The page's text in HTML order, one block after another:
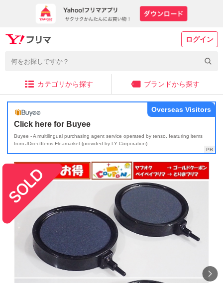
ログイン
カテゴリから探す ブランドから探す
Click here for Buyee
Buyee - A multilingual purchasing agent service operated by tenso, featuring items
from JDirectItems Fleamarket (provided by LY Corporation)
Overseas Visitors